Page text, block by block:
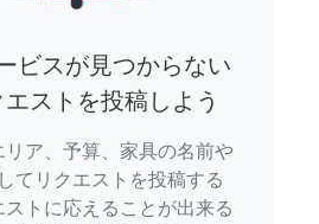
ビスが見つからない
ストを投稿しよう
リア、予算、家具の名前や
てリクエストを投稿する
ストに応えることが出来る